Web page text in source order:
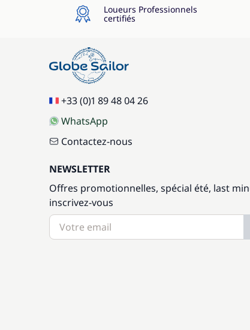
Loueurs Professionnels
certifiés
+33 (0)1 89 48 04 26
WhatsApp
Contactez-nous
NEWSLETTER
Offres promotionnelles, spécial été, last
inscrivez-vous